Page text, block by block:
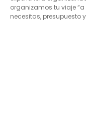
organizamos tu viaje
necesitas, presupuesto